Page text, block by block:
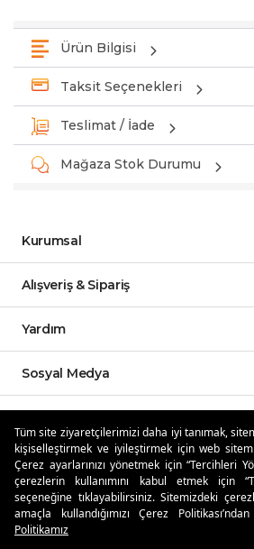
Tüm site ziyaretçilerimizi daha iyi tanımak,
kişiselleştirmek ve iyileştirmek için web
Çerez ayarlarınızı yönetmek için “Tercihleri
çerezlerin kullanımını kabul etmek için
seçeneğine tıklayabilirsiniz. Sitemizdeki
amaçla kullandığımızı Çerez
Politikamız
Ürün Bilgisi
Taksit Seçenekleri
Teslimat / İade
Mağaza Stok Durumu
Kurumsal
Alışveriş & Sipariş
Yardım
Sosyal Medya
Özdilekteyim'de Taksit Avantajları
Güvenli Alışveriş